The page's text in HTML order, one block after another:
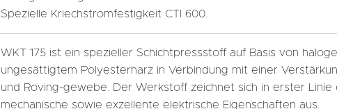
Spezielle Kriechstromfestigkeit CTI 600.
WKT 175 ist ein spezieller Schichtpressstoff auf Basis von
ungesättigtem Polyesterharz in Verbindung mit einer
und Roving-gewebe. Der Werkstoff zeichnet sich in erster Linie
mechanische sowie exzellente elektrische Eigenschaften aus.